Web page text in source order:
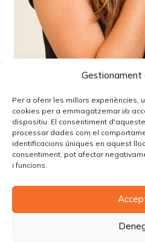
Gestionament
Per a oferir les millors experiències,
cookies per a emmagatzemar i/o
dispositiu. El consentiment
processar dades com el
identificacions úniques en aquest
consentiment, pot afectar
i funcions.
Lo siento, debes estar
comentario.
© Copyright Piùbella Models
Designed ByCreative Corner
Política